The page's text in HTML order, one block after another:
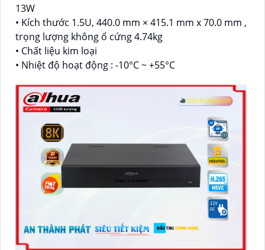
13W
• Kích thước 1.5U, 440.0 mm × 415.1 mm x 70.0 mm ,
trọng lượng không ổ cứng 4.74kg
• Chất liệu kim loại
• Nhiệt độ hoạt động : -10°C ~ +55°C